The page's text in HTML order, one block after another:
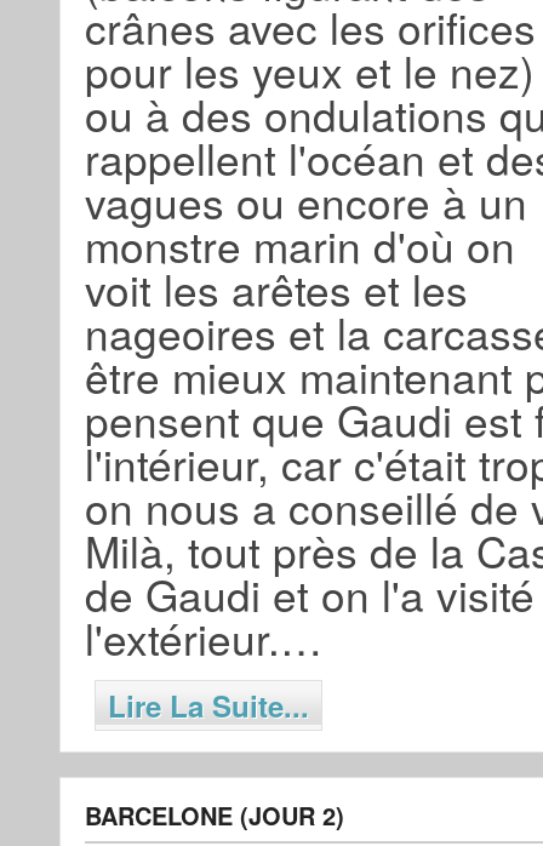
crânes avec les orifices
pour les yeux et le nez)
ou à des ondulations
rappellent l'océan et
vagues ou encore à un
monstre marin d'où on
voit les arêtes et les
nageoires et la
être mieux maintenant
pensent que Gaudi
l'intérieur, car c'était
on nous a conseillé de
Milà, tout près de la
de Gaudi et on l'a
l'extérieur.…
Lire La Suite...
BARCELONE (JOUR 2)